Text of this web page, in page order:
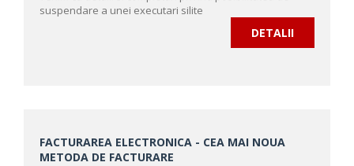
suspendare a unei executari silite
DETALII
FACTURAREA ELECTRONICA - CEA MAI NOUA
METODA DE FACTURARE